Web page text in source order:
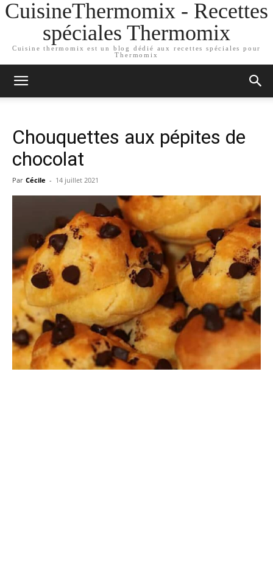
CuisineThermomix - Recettes
spéciales Thermomix
Cuisine thermomix est un blog dédié aux recettes spéciales pour
Thermomix
Chouquettes aux pépites de
chocolat
Par Cécile - 14 juillet 2021